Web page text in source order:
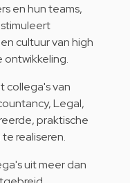
en hun teams,
cultuur van high
collega's van
Legal,
praktische
realiseren.
uit meer dan